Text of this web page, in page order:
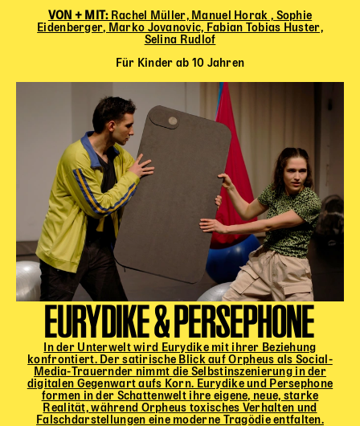
VON + MIT: Rachel Müller, Manuel Horak , Sophie
Eidenberger, Marko Jovanovic, Fabian Tobias Huster,
Selina Rudlof
Für Kinder ab 10 Jahren
EURYDIKE & PERSEPHONE
In der Unterwelt wird Eurydike mit ihrer Beziehung
konfrontiert. Der satirische Blick auf Orpheus als Social-
Media-Trauernder nimmt die Selbstinszenierung in der
digitalen Gegenwart aufs Korn. Eurydike und Persephone
formen in der Schattenwelt ihre eigene, neue, starke
Realität, während Orpheus toxisches Verhalten und
Falschdarstellungen eine moderne Tragödie entfalten.